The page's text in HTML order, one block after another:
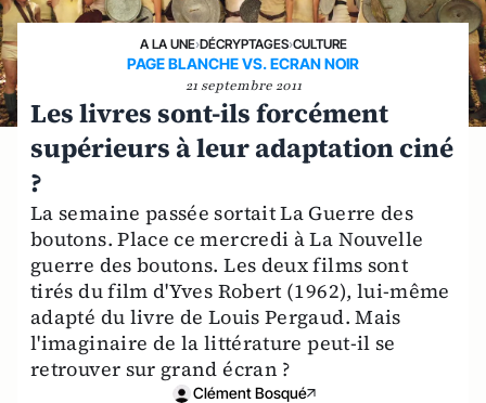
A LA UNE›DÉCRYPTAGES›CULTURE
PAGE BLANCHE VS. ECRAN NOIR
21 septembre 2011
Les livres sont-ils forcément
supérieurs à leur adaptation ciné
?
La semaine passée sortait La Guerre des
boutons. Place ce mercredi à La Nouvelle
guerre des boutons. Les deux films sont
tirés du film d'Yves Robert (1962), lui-même
adapté du livre de Louis Pergaud. Mais
l'imaginaire de la littérature peut-il se
retrouver sur grand écran ?
Clément Bosqué